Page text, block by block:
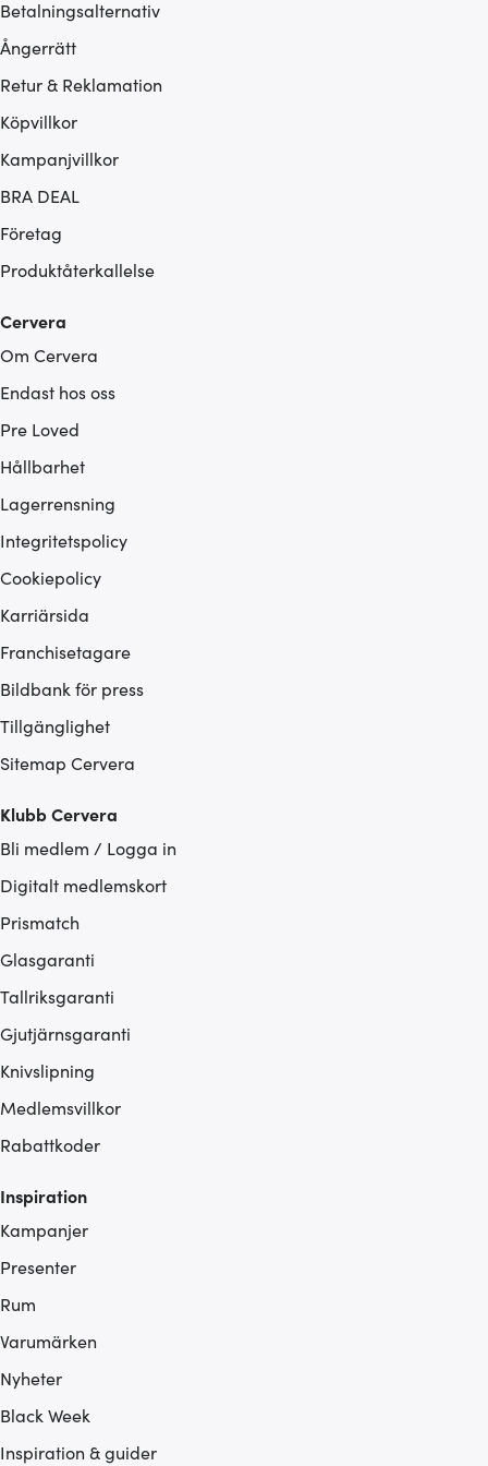
Betalningsalternativ
Ångerrätt
Retur & Reklamation
Köpvillkor
Kampanjvillkor
BRA DEAL
Företag
Produktåterkallelse
Cervera
Om Cervera
Endast hos oss
Pre Loved
Hållbarhet
Lagerrensning
Integritetspolicy
Cookiepolicy
Karriärsida
Franchisetagare
Bildbank för press
Tillgänglighet
Sitemap Cervera
Klubb Cervera
Bli medlem / Logga in
Digitalt medlemskort
Prismatch
Glasgaranti
Tallriksgaranti
Gjutjärnsgaranti
Knivslipning
Medlemsvillkor
Rabattkoder
Inspiration
Kampanjer
Presenter
Rum
Varumärken
Nyheter
Black Week
Inspiration & guider